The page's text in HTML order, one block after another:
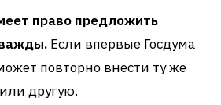
право предложить
Если впервые Госдума
повторно внести ту же
другую.